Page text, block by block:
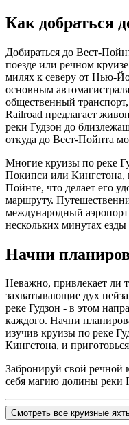
Как добраться
Добираться до Вест-
поезде или речном
милях к северу от Нью-
основным
общественный
Railroad предлагает
реки Гудзон до
откуда до Вест-Пойнта
Многие круизы по реке
Покипси или Кингстона,
Пойнте, что делает его
маршруту.
международный
нескольких минутах
Начни
Неважно, привлекает ли
захватывающие дух
реке Гудзон - в этом
каждого. Начни
изучив круизы по реке
Кингстона, и
Забронируй свой речной
себя магию долины реки
Смотреть все круизные